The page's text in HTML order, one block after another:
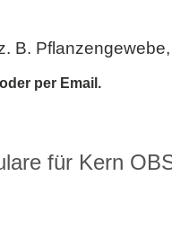
B.
per Email.
für Kern